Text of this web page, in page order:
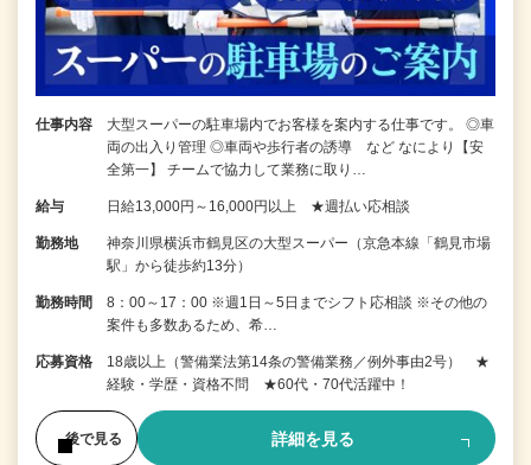
仕事内容
大型スーパーの駐車場内でお客様を案内する仕事です。 ◎車
両の出入り管理 ◎車両や歩行者の誘導 など なにより【安
全第一】 チームで協力して業務に取り…
給与 日給13,000円～16,000円以上 ★週払い応相談
勤務地
神奈川県横浜市鶴見区の大型スーパー（京急本線「鶴見市場
駅」から徒歩約13分）
勤務時間
8：00～17：00 ※週1日～5日までシフト応相談 ※その他の
案件も多数あるため、希…
応募資格
18歳以上（警備業法第14条の警備業務／例外事由2号） ★
経験・学歴・資格不問 ★60代・70代活躍中！
後で見る 詳細を見る